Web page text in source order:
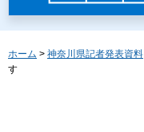
ホーム > 神奈川県記者発表資料
す